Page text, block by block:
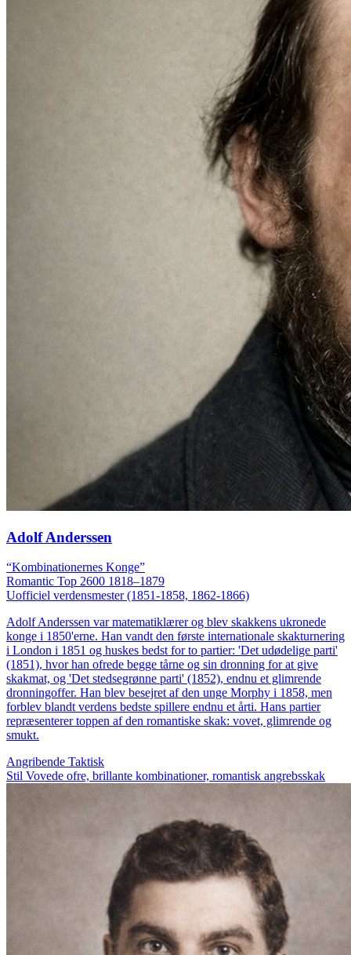
Adolf Anderssen
“Kombinationernes Konge”
Romantic Top 2600 1818–1879
Uofficiel verdensmester (1851-1858, 1862-1866)
Adolf Anderssen var matematiklærer og blev skakkens ukronede
konge i 1850'erne. Han vandt den første internationale skakturnering
i London i 1851 og huskes bedst for to partier: 'Det udødelige parti'
(1851), hvor han ofrede begge tårne og sin dronning for at give
skakmat, og 'Det stedsegrønne parti' (1852), endnu et glimrende
dronningoffer. Han blev besejret af den unge Morphy i 1858, men
forblev blandt verdens bedste spillere endnu et årti. Hans partier
repræsenterer toppen af den romantiske skak: vovet, glimrende og
smukt.
Angribende Taktisk
Stil Vovede ofre, brillante kombinationer, romantisk angrebsskak